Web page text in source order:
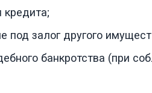
кредита;
под залог другого
банкротства (при